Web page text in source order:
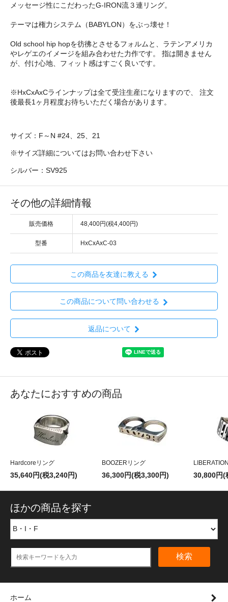
メッセージ性にこだわったG-IRON流３連リング。
テーマは権力システム（BABYLON）をぶっ壊せ！
Old school hip hopを彷彿とさせるフォルムと、ラテンアメリカ
やレゲエのイメージを組み合わせた力作です。 指は開きません
が、付け心地、フィット感はすごく良いです。
※HxCxAxCラインナップは全て受注生産になりますので、 注文
後最長1ヶ月程度お待ちいただく場合があります。
サイズ：F～N #24、25、21
※サイズ詳細についてはお問い合わせ下さい
シルバー：SV925
その他の詳細情報
販売価格 48,400円(税4,400円)
型番 HxCxAxC-03
この商品を友達に教える
この商品について問い合わせる
返品について
あなたにおすすめの商品
Hardcoreリング
35,640円(税3,240円)
BOOZERリング
36,300円(税3,300円) 30,800円(
ほかの商品を探す
検索
ホーム